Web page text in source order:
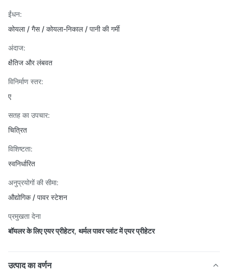
ईंधन:
कोयला / गैस / कोयला-निकाल / पानी की गर्मी
अंदाज:
क्षैतिज और लंबवत
विनिर्माण स्तर:
ए
सतह का उपचार:
चित्रित
विशिष्टता:
स्वनिर्धारित
अनुप्रयोगों की सीमा:
औद्योगिक / पावर स्टेशन
प्रमुखता देना
बॉयलर के लिए एयर प्रीहेटर, थर्मल पावर प्लांट में एयर प्रीहेटर
उत्पाद का वर्णन